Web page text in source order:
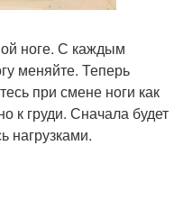
ноге. С каждым
меняйте. Теперь
при смене ноги как
к груди. Сначала будет
нагрузками.